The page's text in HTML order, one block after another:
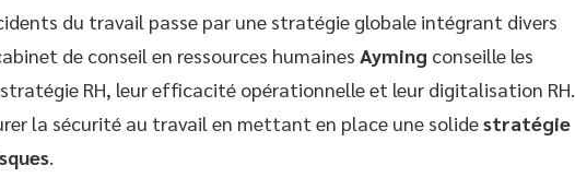
du travail passe par une stratégie globale intégrant divers
de conseil en ressources humaines Ayming conseille les
RH, leur efficacité opérationnelle et leur digitalisation RH.
la sécurité au travail en mettant en place une solidestratégie
.